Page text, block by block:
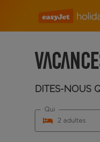
Dites-nous
2 adultes
Qui